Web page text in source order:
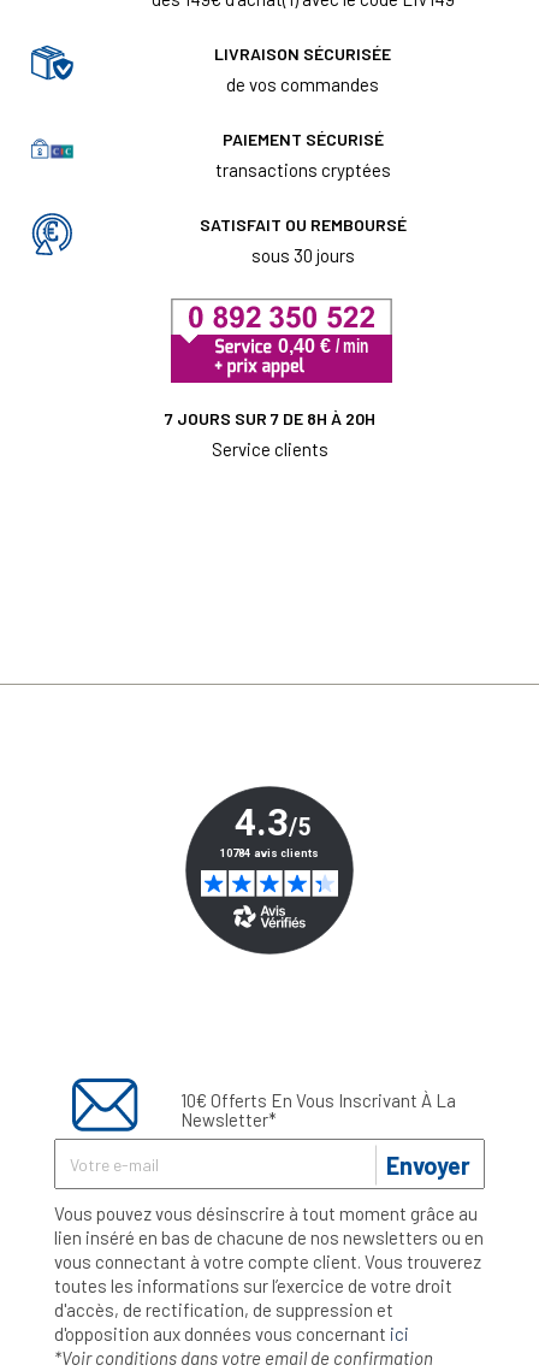
LIVRAISON SÉCURISÉE
de vos commandes
PAIEMENT SÉCURISÉ
transactions cryptées
SATISFAIT OU REMBOURSÉ
sous 30 jours
7 JOURS SUR 7 DE 8H À 20H
Service clients
10€ Offerts En Vous Inscrivant À La
Newsletter*
Envoyer
Vous pouvez vous désinscrire à tout moment grâce au
lien inséré en bas de chacune de nos newsletters ou en
vous connectant à votre compte client. Vous trouverez
toutes les informations sur l’exercice de votre droit
d'accès, de rectification, de suppression et
d'opposition aux données vous concernant ici
*Voir conditions dans votre email de confirmation